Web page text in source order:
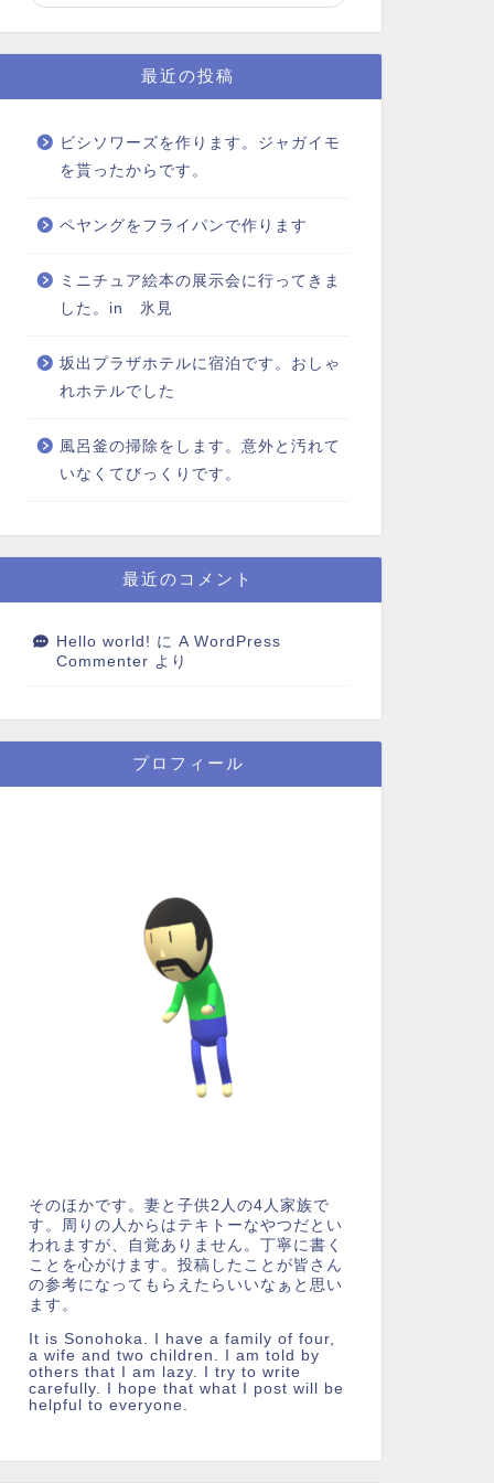
最近の投稿
ビシソワーズを作ります。ジャガイモ
を貰ったからです。
ペヤングをフライパンで作ります
ミニチュア絵本の展示会に行ってきま
した。in 氷見
坂出プラザホテルに宿泊です。おしゃ
れホテルでした
風呂釜の掃除をします。意外と汚れて
いなくてびっくりです。
最近のコメント
Hello world! に A WordPress
Commenter より
プロフィール
そのほかです。妻と子供2人の4人家族で
す。周りの人からはテキトーなやつだとい
われますが、自覚ありません。丁寧に書く
ことを心がけます。投稿したことが皆さん
の参考になってもらえたらいいなぁと思い
ます。
It is Sonohoka. I have a family of four,
a wife and two children. I am told by
others that I am lazy. I try to write
carefully. I hope that what I post will be
helpful to everyone.